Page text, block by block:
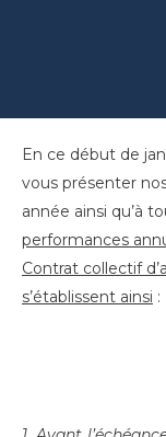
En ce début de
vous présenter
année ainsi qu’à
performances
Contrat collectif
s’établissent ainsi :